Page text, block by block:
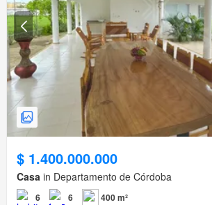
$ 1.400.000.000
Casa in Departamento de Córdoba
6 6 400 m²